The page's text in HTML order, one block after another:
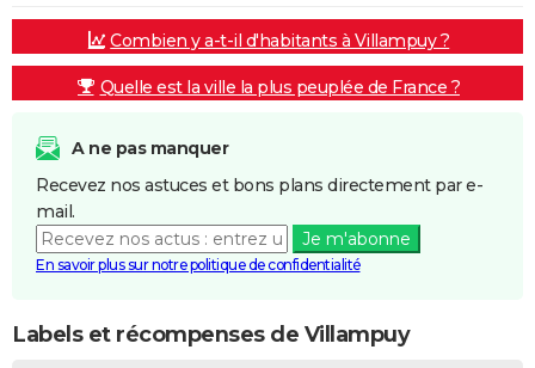
Combien y a-t-il d'habitants à Villampuy ?
Quelle est la ville la plus peuplée de France ?
A ne pas manquer
Recevez nos astuces et bons plans directement par e-
mail.
Je m'abonne
En savoir plus sur notre politique de confidentialité
Labels et récompenses de Villampuy